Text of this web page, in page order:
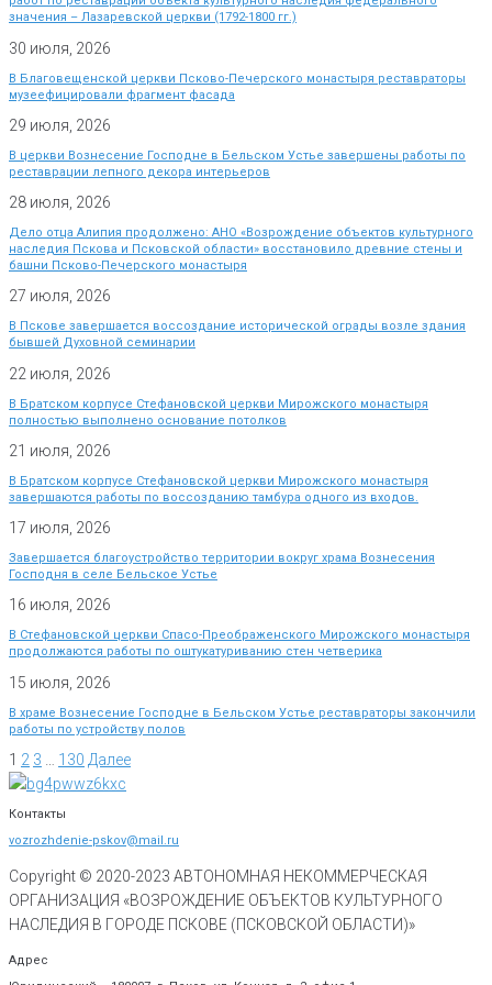
значения – Лазаревской церкви (1792-1800 гг.)
30 июля, 2026
В Благовещенской церкви Псково-Печерского монастыря реставраторы
музеефицировали фрагмент фасада
29 июля, 2026
В церкви Вознесение Господне в Бельском Устье завершены работы по
реставрации лепного декора интерьеров
28 июля, 2026
Дело отца Алипия продолжено: АНО «Возрождение объектов культурного
наследия Пскова и Псковской области» восстановило древние стены и
башни Псково-Печерского монастыря
27 июля, 2026
В Пскове завершается воссоздание исторической ограды возле здания
бывшей Духовной семинарии
22 июля, 2026
В Братском корпусе Стефановской церкви Мирожского монастыря
полностью выполнено основание потолков
21 июля, 2026
В Братском корпусе Стефановской церкви Мирожского монастыря
завершаются работы по воссозданию тамбура одного из входов.
17 июля, 2026
Завершается благоустройство территории вокруг храма Вознесения
Господня в селе Бельское Устье
16 июля, 2026
В Стефановской церкви Спасо-Преображенского Мирожского монастыря
продолжаются работы по оштукатуриванию стен четверика
15 июля, 2026
В храме Вознесение Господне в Бельском Устье реставраторы закончили
работы по устройству полов
1 2 3 130 Далее
Контакты
vozrozhdenie-pskov@mail.ru
Copyright © 2020-2023 АВТОНОМНАЯ НЕКОММЕРЧЕСКАЯ
ОРГАНИЗАЦИЯ «ВОЗРОЖДЕНИЕ ОБЪЕКТОВ КУЛЬТУРНОГО
НАСЛЕДИЯ В ГОРОДЕ ПСКОВЕ (ПСКОВСКОЙ ОБЛАСТИ)»
Адрес